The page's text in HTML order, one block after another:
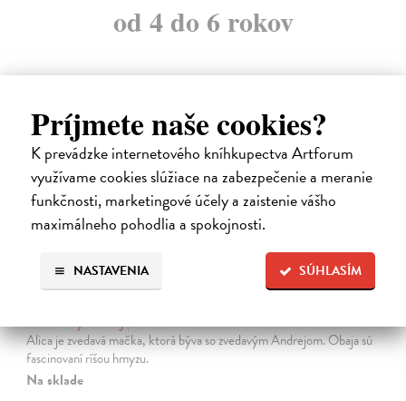
Príjmete naše cookies?
K prevádzke internetového kníhkupectva Artforum
využívame cookies slúžiace na zabezpečenie a meranie
funkčnosti, marketingové účely a zaistenie vášho
maximálneho pohodlia a spokojnosti.
SÚHLASÍM
NASTAVENIA
od 4 do 6 rokov
na sklade
Alica a hmyz
Dúbravský Andrej| Kniha
Alica je zvedavá mačka, ktorá býva so zvedavým Andrejom. Obaja sú
fascinovaní ríšou hmyzu.
Na sklade